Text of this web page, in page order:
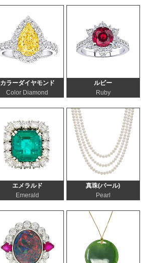
カラーダイヤモンド
Color Diamond
ルビー
Ruby
エメラルド
Emerald
真珠(パール)
Pearl